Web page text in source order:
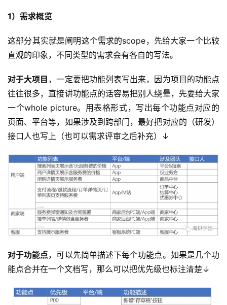
1）需求概览
这部分其实就是阐明这个需求的scope，先给大家一个比较
直观的印象，不同类型的需求会有各自的写法。
对于大项目 ，一定要把功能列表写出来，因为项目的功能点
往往很多，直接讲功能点的话容易把别人绕晕，先要给大家
一个whole picture。用表格形式，写出每个功能点对应的
页面、平台等，如果涉及到跨部门，最好把对应的（研发）
接口人也写上（也可以需求评审之后补充）↓
对于功能点，可以先简单描述下每个功能点。如果是几个功
能点合并在一个文档写，那么可以把优先级也标注清楚↓